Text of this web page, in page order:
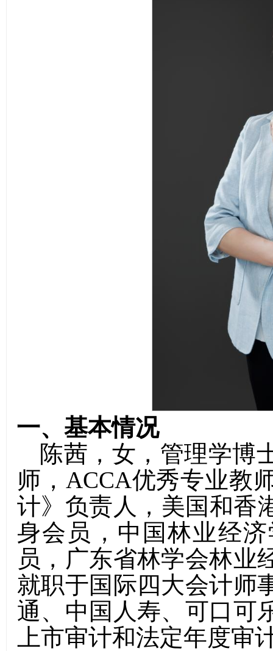
一、基本情况
陈茜， 女， 管理学博
师，ACCA优秀专业教
计》负责人， 美国和香
身会员，中国林业经
员，广东省林学会林业
就职于国际四大会计师
通、中国人寿、可口可
上市审计和法定年度审